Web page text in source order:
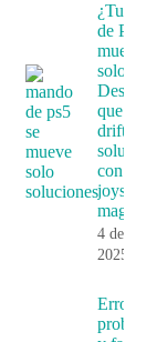
¿Tu
de PS5
mueve
solo?
que es el
drift y
solución
con
joysticks
4 de
2025
Errores,